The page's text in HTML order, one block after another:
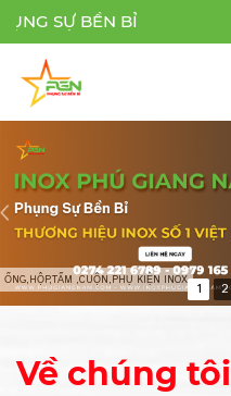
1 2
Về chúng tôi